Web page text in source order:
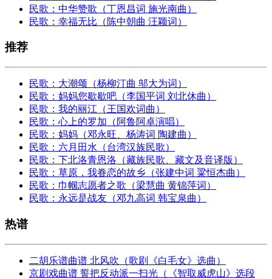
民歌：中华赞歌（丁恩昌词 施光南曲）
民歌：幸福无比（陈中朝曲 汪颖词）
推荐
民歌：大潮颂（杨柳汀曲 邬大为词）
民歌：妈妈您歇歇吧（李国平词 刘北休曲）
民歌：我的丽江（王国欢词曲）
民歌：心上的罗加（阿鲁阿卓演唱）
民歌：妈妈（邓永旺、杨涛词 陶建曲）
民歌：六月田水（台湾汉族民歌）
民歌：下北洛青恩洛（藏族民歌、藏文及音译版）
民歌：草原，我眷恋的故乡（张建中词 粱恒杰曲）
民歌：巾帼志愿者之歌（梁慧曲 黄锦萍词）
民歌：永远是战友（邓九高词 韩宝泉曲）
热谱
二胡乐谱曲谱 北风吹（歌剧《白毛女》选曲）
京剧戏曲谱 誓把反动派一扫光（《智取威虎山》选段